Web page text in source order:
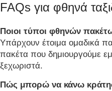
FAQs για φθηνά
Ποιοι τύποι φθηνών
Υπάρχουν έτοιμα ομαδικά
πακέτα που δημιουργούμε
ξεχωριστά.
Πώς μπορώ να κάνω